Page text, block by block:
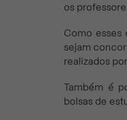
os
Como esses
sejam
realizados
Também é
bolsas de